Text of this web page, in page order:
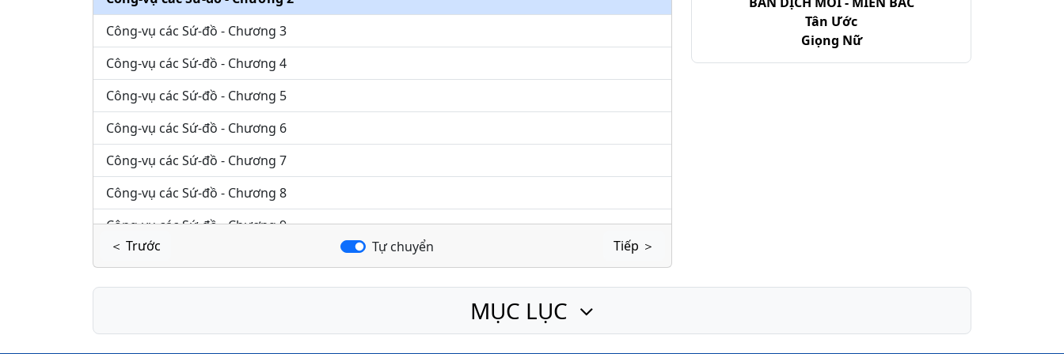
keys
volume.
Công-vụ các Sứ-đồ - Chương 3
Công-vụ các Sứ-đồ - Chương 4
Công-vụ các Sứ-đồ - Chương 5
Công-vụ các Sứ-đồ - Chương 6
Công-vụ các Sứ-đồ - Chương 7
Công-vụ các Sứ-đồ - Chương 8
Công-vụ các Sứ-đồ - Chương 9
Công-vụ các Sứ-đồ - Chương 11
＜ Trước Tự chuyển Tiếp ＞
Tân Ước
Giọng Nữ
MỤC LỤC